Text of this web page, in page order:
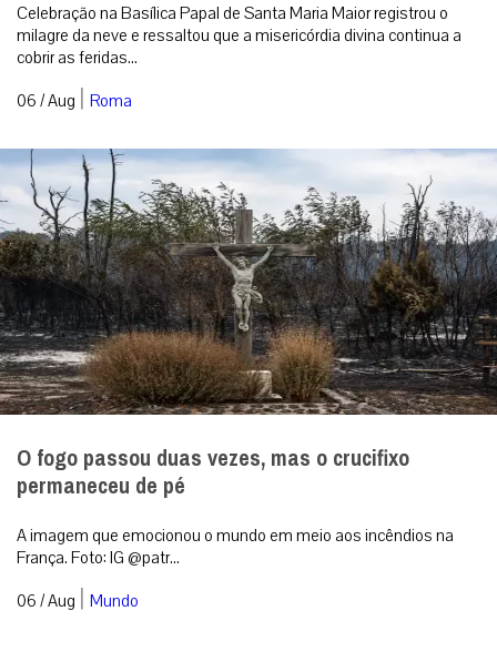
Celebração na Basílica Papal de Santa Maria Maior registrou o
milagre da neve e ressaltou que a misericórdia divina continua a
cobrir as feridas...
06 / Aug | Roma
O fogo passou duas vezes, mas o crucifixo
permaneceu de pé
A imagem que emocionou o mundo em meio aos incêndios na
França. Foto: IG @patr...
06 / Aug | Mundo